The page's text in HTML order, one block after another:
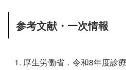
参考文献・一次情報
厚生労働省．令和8年度診